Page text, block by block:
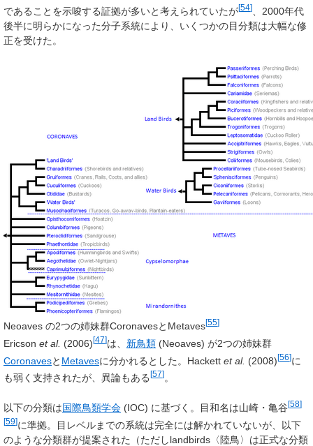
であることを示唆する証拠が多いと考えられていたが[54]
、2000年代
後半に明らかになった分子系統により、いくつかの目分類は大幅な修
正を受けた。
Neoaves の2つの姉妹群CoronavesとMetaves[55]
Ericson et al. (2006)[47]は、 新鳥類 (Neoaves) が2つの姉妹群
Coronavesと Metavesに分かれるとした。Hackett et al. (2008)[56]に
も弱く支持されたが、異論もある [57] 。
以下の分類は国際鳥類学会 (IOC) に基づく。目和名は山崎・亀谷[58]
[59]に準拠。目レベルまでの系統は完全には解かれていないが、以下
のような分類群が提案された（ただしlandbirds 〈陸鳥〉は正式な分類